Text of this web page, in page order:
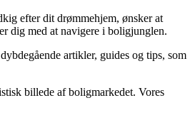
efter dit drømmehjem, ønsker at
dig med at navigere i boligjunglen.
artikler, guides og tips, som
billede af boligmarkedet. Vores